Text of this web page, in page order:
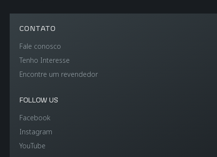
CONTATO
Fale conosco
Tenho Interesse
Encontre um revendedor
FOLLOW US
Facebook
Instagram
YouTube